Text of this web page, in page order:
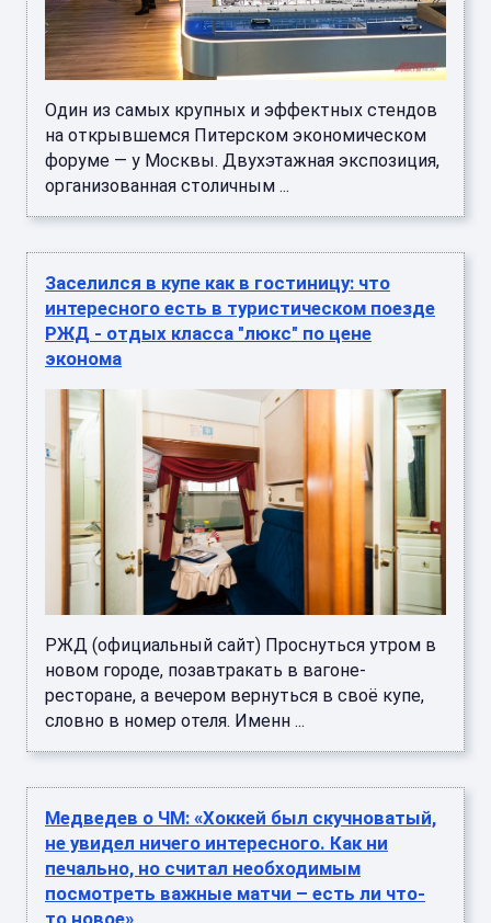
Один из самых крупных и эффектных стендов
на открывшемся Питерском экономическом
форуме — у Москвы. Двухэтажная экспозиция,
организованная столичным ...
Заселился в купе как в гостиницу: что
интересного есть в туристическом поезде
РЖД - отдых класса "люкс" по цене
эконома
РЖД (официальный сайт) Проснуться утром в
новом городе, позавтракать в вагоне-
ресторане, а вечером вернуться в своё купе,
словно в номер отеля. Именн ...
Медведев о ЧМ: «Хоккей был скучноватый,
не увидел ничего интересного. Как ни
печально, но считал необходимым
посмотреть важные матчи – есть ли что-
то новое»